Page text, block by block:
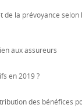
de la prévoyance
aux assureurs
en 2019 ?
des bénéfices